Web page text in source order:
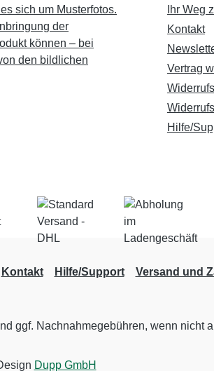
sich um Musterfotos.
der
können – bei
den bildlichen
Ihr Weg
Kontakt
Vertrag
Hilfe/
Kontakt Hilfe/Support Versand und
ggf. Nachnahmegebühren, wenn nicht
Dupp GmbH